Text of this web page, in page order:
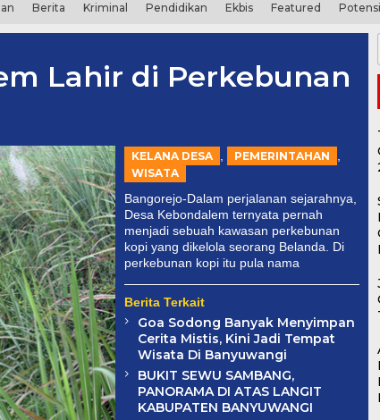
Berita Kriminal Pendidikan Ekbis Featured Potensi
Lahir di Perkebunan
KELANA DESA PEMERINTAHAN
WISATA
Bangorejo-Dalam perjalanan sejarahnya,
Desa Kebondalem ternyata pernah
menjadi sebuah kawasan perkebunan
kopi yang dikelola seorang Belanda. Di
perkebunan kopi itu pula nama
Berita Terkait
Goa Sodong Banyak Menyimpan
Cerita Mistis, Kini Jadi Tempat
Wisata Di Banyuwangi
BUKIT SEWU SAMBANG,
PANORAMA DI ATAS LANGIT
KABUPATEN BANYUWANGI